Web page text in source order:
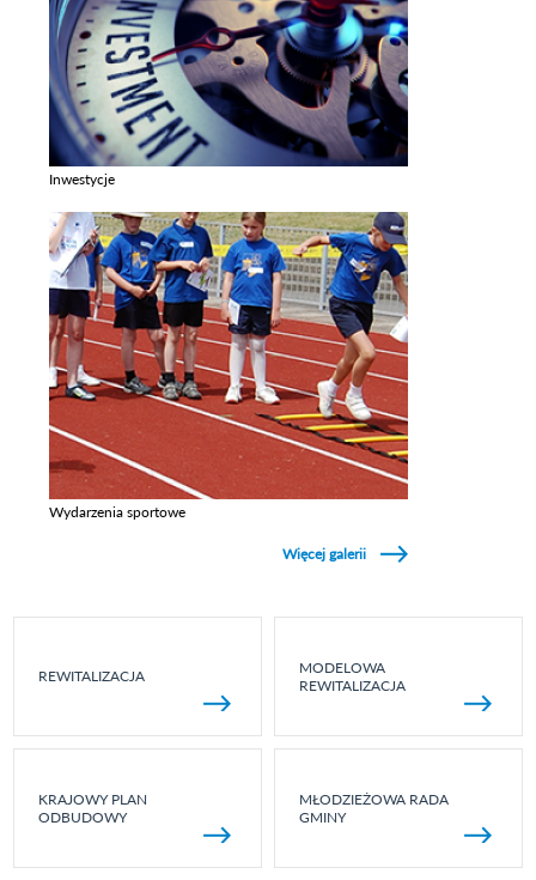
Inwestycje
Wydarzenia sportowe
Więcej galerii
REWITALIZACJA
MODELOWA
REWITALIZACJA
KRAJOWY PLAN
ODBUDOWY
MŁODZIEŻOWA RADA
GMINY